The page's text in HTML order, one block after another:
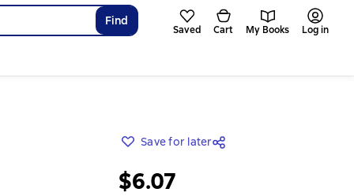
Find
Saved Cart My Books Log in
Save for later
$6.07